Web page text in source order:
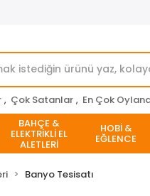
, Çok Satanlar , En Çok
BAHÇE &
ELEKTRİKLİ EL
ALETLERİ
HOBİ &
EĞLENCE
Banyo Tesisatı